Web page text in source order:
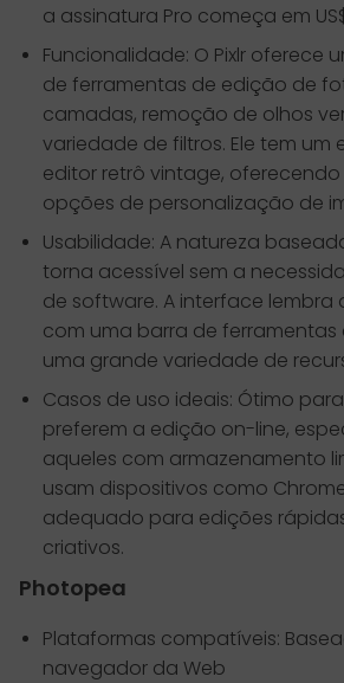
a assinatura Pro começa em
Funcionalidade: O Pixlr oferece
de ferramentas de edição de
camadas, remoção de olhos
variedade de filtros. Ele tem um
editor retrô vintage,
opções de personalização de
Usabilidade: A natureza
torna acessível sem a
de software. A interface lembra
com uma barra de ferramentas
uma grande variedade de
Casos de uso ideais: Ótimo
preferem a edição on-line,
aqueles com armazenamento
usam dispositivos como
adequado para edições
criativos.
Photopea
Plataformas compatíveis:
navegador da Web